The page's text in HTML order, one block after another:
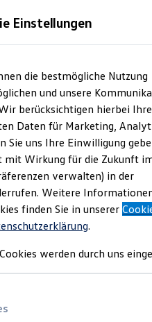
und Gebrauchtwagen
Einstellungen
die bestmögliche Nutzung
und unsere
berücksichtigen hierbei Ihre
Daten für Marketing,
Sie uns Ihre Einwilligung
mit Wirkung für die Zukunft
verwalten) in der
Weitere
finden Sie in unserer
.
werden durch uns